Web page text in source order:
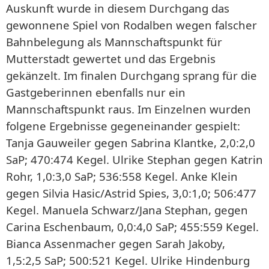
Auskunft wurde in diesem Durchgang das
gewonnene Spiel von Rodalben wegen falscher
Bahnbelegung als Mannschaftspunkt für
Mutterstadt gewertet und das Ergebnis
gekänzelt. Im finalen Durchgang sprang für die
Gastgeberinnen ebenfalls nur ein
Mannschaftspunkt raus. Im Einzelnen wurden
folgene Ergebnisse gegeneinander gespielt:
Tanja Gauweiler gegen Sabrina Klantke, 2,0:2,0
SaP; 470:474 Kegel. Ulrike Stephan gegen Katrin
Rohr, 1,0:3,0 SaP; 536:558 Kegel. Anke Klein
gegen Silvia Hasic/Astrid Spies, 3,0:1,0; 506:477
Kegel. Manuela Schwarz/Jana Stephan, gegen
Carina Eschenbaum, 0,0:4,0 SaP; 455:559 Kegel.
Bianca Assenmacher gegen Sarah Jakoby,
1,5:2,5 SaP; 500:521 Kegel. Ulrike Hindenburg